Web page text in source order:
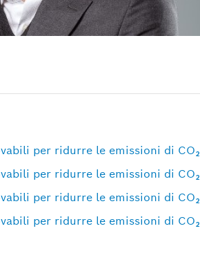
per ridurre le emissioni di CO₂
per ridurre le emissioni di CO₂
per ridurre le emissioni di CO₂
per ridurre le emissioni di CO₂